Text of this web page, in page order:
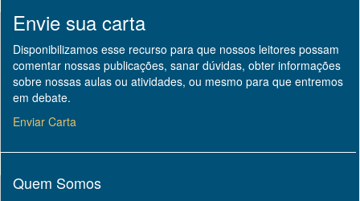
Envie sua carta
Disponibilizamos esse recurso para que nossos leitores possam
comentar nossas publicações, sanar dúvidas, obter informações
sobre nossas aulas ou atividades, ou mesmo para que entremos
em debate.
Enviar Carta
Quem Somos